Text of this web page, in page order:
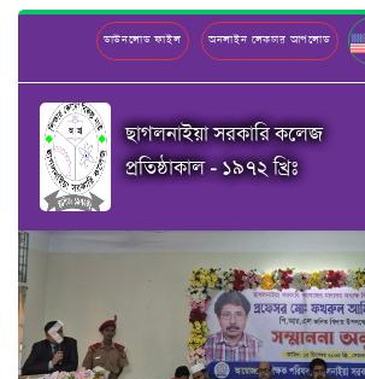
ডাউনলোড ফাইল অনলাইন লেকচার আপলোড
ছাগলনাইয়া সরকারি কলেজ
প্রতিষ্ঠাকাল - ১৯৭২ খ্রিঃ
Previous